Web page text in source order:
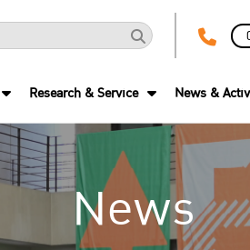
Research & Service News &
News